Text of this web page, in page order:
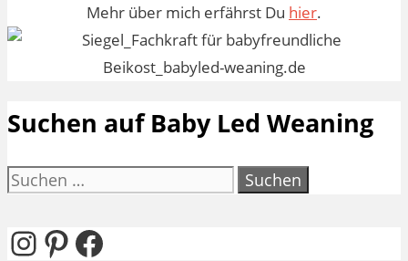
Mehr über mich erfährst Du hier.
Suchen auf Baby Led Weaning
Suchen
Instagram
Pinterest
Facebook